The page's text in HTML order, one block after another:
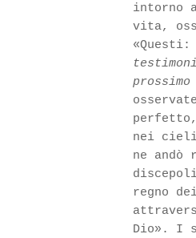
intorno
vita,
«Questi:
nei
ne
regno
Dio». I